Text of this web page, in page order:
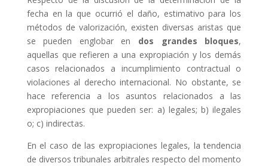
fecha en la que ocurrió el daño, estimativo para los
métodos de valorización, existen diversas aristas que
se pueden englobar en dos grandes bloques,
aquellas que refieren a una expropiación y los demás
casos relacionados a incumplimiento contractual o
violaciones al derecho internacional. No obstante, se
hace referencia a los asuntos relacionados a las
expropiaciones que pueden ser: a) legales; b) ilegales
o; c) indirectas.
En el caso de las expropiaciones legales, la tendencia
de diversos tribunales arbitrales respecto del momento